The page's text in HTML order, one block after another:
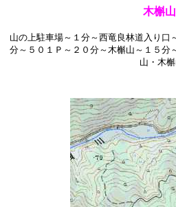
木槲
山の上駐車場～１分～西竜良林道入り
分～５０１Ｐ～２０分～木槲山～１５分
山・木